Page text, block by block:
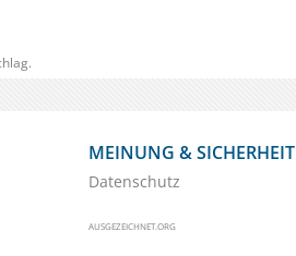
MEINUNG & SICHERHEIT
Datenschutz
AUSGEZEICHNET.ORG